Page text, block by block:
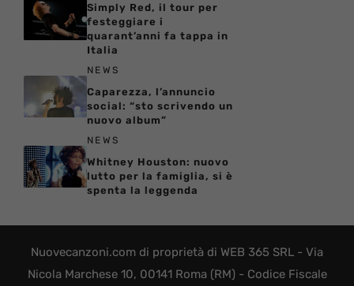
Simply Red, il tour per
festeggiare i
quarant’anni fa tappa in
Italia
NEWS
Caparezza, l’annuncio
social: “sto scrivendo un
nuovo album”
NEWS
Whitney Houston: nuovo
lutto per la famiglia, si è
spenta la leggenda
Nuovecanzoni.com di proprietà di WEB 365 SRL - Via
Nicola Marchese 10, 00141 Roma (RM) - Codice Fiscale